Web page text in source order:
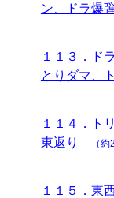
ン、ドラ爆
１１３．ド
とりダマ、
１１４．ト
東返り
（
１１５．東